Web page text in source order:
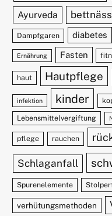
Ayurveda
Dampfgaren diabetes
Ernährung Fasten
haut Hautpflege
infektion kinder
Lebensmittelvergiftung
pflege rauchen
Schlaganfall
Spurenelemente
verhütungsmethoden